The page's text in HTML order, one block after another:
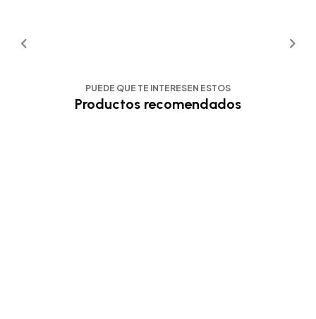
PUEDE QUE TE INTERESEN ESTOS
Productos recomendados